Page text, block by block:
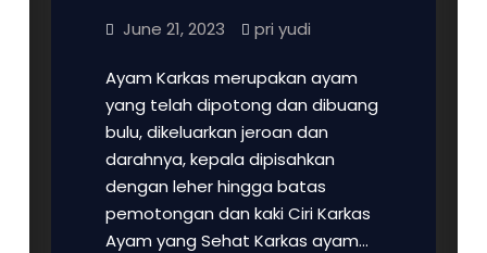
June 21, 2023 pri yudi
Ayam Karkas merupakan ayam
yang telah dipotong dan dibuang
bulu, dikeluarkan jeroan dan
darahnya, kepala dipisahkan
dengan leher hingga batas
pemotongan dan kaki Ciri Karkas
Ayam yang Sehat Karkas ayam…